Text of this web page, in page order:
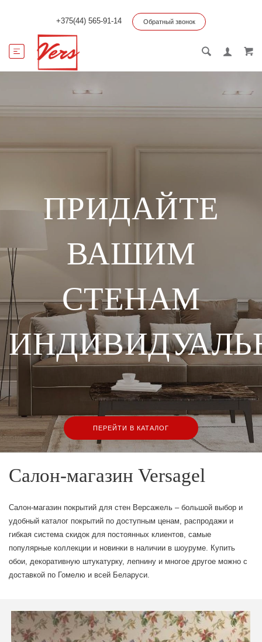
+375(44) 565-91-14 Обратный звонок
ПРИДАЙТЕ
ВАШИМ
СТЕНАМ
ПЕРЕЙТИ В КАТАЛОГ
Салон-магазин Versagel
Салон-магазин покрытий для стен Версажель – большой выбор и
удобный каталог покрытий по доступным ценам, распродажи и
гибкая система скидок для постоянных клиентов, самые
популярные коллекции и новинки в наличии в шоуруме. Купить
обои, декоративную штукатурку, лепнину и многое другое можно с
доставкой по Гомелю и всей Беларуси.